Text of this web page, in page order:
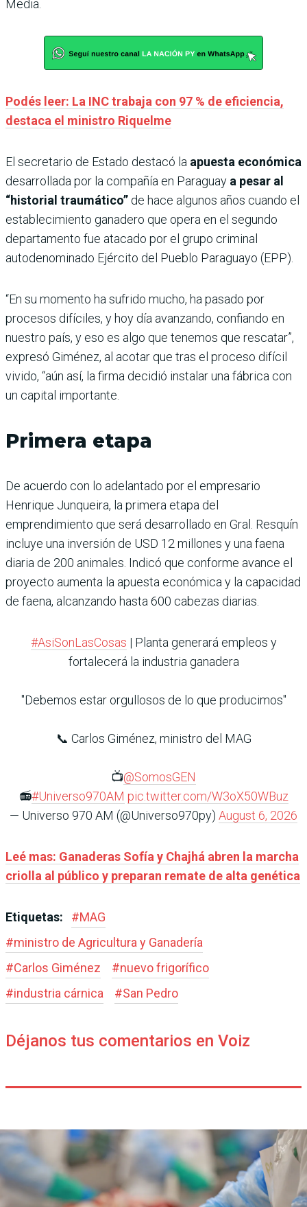
Media.
Podés leer: La INC trabaja con 97 % de eficiencia,
destaca el ministro Riquelme
El secretario de Estado destacó la apuesta económica
desarrollada por la compañía en Paraguay a pesar al
“historial traumático” de hace algunos años cuando el
establecimiento ganadero que opera en el segundo
departamento fue atacado por el grupo criminal
autodenominado Ejército del Pueblo Paraguayo (EPP).
“En su momento ha sufrido mucho, ha pasado por
procesos difíciles, y hoy día avanzando, confiando en
nuestro país, y eso es algo que tenemos que rescatar”,
expresó Giménez, al acotar que tras el proceso difícil
vivido, “aún así, la firma decidió instalar una fábrica con
un capital importante.
Primera etapa
De acuerdo con lo adelantado por el empresario
Henrique Junqueira, la primera etapa del
emprendimiento que será desarrollado en Gral. Resquín
incluye una inversión de USD 12 millones y una faena
diaria de 200 animales. Indicó que conforme avance el
proyecto aumenta la apuesta económica y la capacidad
de faena, alcanzando hasta 600 cabezas diarias.
#AsiSonLasCosas | Planta generará empleos y
fortalecerá la industria ganadera
"Debemos estar orgullosos de lo que producimos"
📞 Carlos Giménez, ministro del MAG
📺@SomosGEN
📻#Universo970AM pic.twitter.com/W3oX50WBuz
— Universo 970 AM (@Universo970py) August 6, 2026
Leé mas: Ganaderas Sofía y Chajhá abren la marcha
criolla al público y preparan remate de alta genética
Etiquetas: #MAG
#ministro de Agricultura y Ganadería
#Carlos Giménez #nuevo frigorífico
#industria cárnica #San Pedro
Déjanos tus comentarios en Voiz